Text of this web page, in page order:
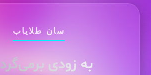
سان طلایاب
به زودی